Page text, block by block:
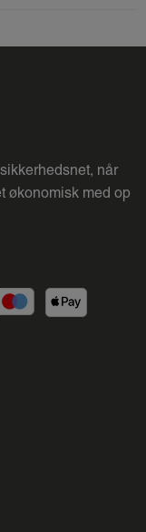
når
økonomisk med op